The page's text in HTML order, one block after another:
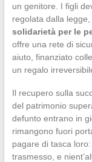
un genitore. I figli
regolata dalla
solidarietà per le
offre una rete di
aiuto, finanziato
un regalo
Il recupero sulla
del patrimonio
defunto entrano in
rimangono fuori
pagare di tasca
trasmesso, e